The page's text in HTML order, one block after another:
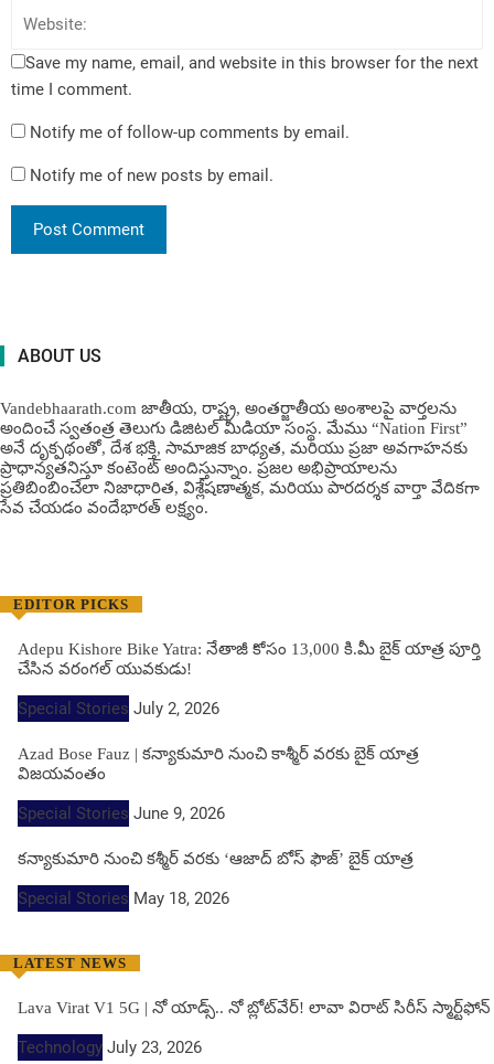
Save my name, email, and website in this browser for the next
time I comment.
Notify me of follow-up comments by email.
Notify me of new posts by email.
ABOUT US
Vandebhaarath.com జాతీయ, రాష్ట్ర, అంతర్జాతీయ అంశాలపై వార్తలను
అందించే స్వతంత్ర తెలుగు డిజిటల్ మీడియా సంస్థ. మేము “Nation First”
అనే దృక్పథంతో, దేశ భక్తి, సామాజిక బాధ్యత, మరియు ప్రజా అవగాహనకు
ప్రాధాన్యతనిస్తూ కంటెంట్ అందిస్తున్నాం. ప్రజల అభిప్రాయాలను
ప్రతిబింబించేలా నిజాధారిత, విశ్లేషణాత్మక, మరియు పారదర్శక వార్తా వేదికగా
సేవ చేయడం వందేభార‌త్ ల‌క్ష్యం.
EDITOR PICKS
Adepu Kishore Bike Yatra: నేతాజీ కోసం 13,000 కి.మీ బైక్ యాత్ర పూర్తి
చేసిన వరంగల్ యువకుడు!
Special Stories July 2, 2026
Azad Bose Fauz | కన్యాకుమారి నుంచి కాశ్మీర్ వరకు బైక్ యాత్ర
విజయవంతం
Special Stories June 9, 2026
కన్యాకుమారి నుంచి కశ్మీర్ వరకు ‘ఆజాద్ బోస్ ఫౌజ్’ బైక్ యాత్ర
Special Stories May 18, 2026
LATEST NEWS
Lava Virat V1 5G | నో యాడ్స్.. నో బ్లోట్‌వేర్! లావా విరాట్ సిరీస్ స్మార్ట్‌ఫోన్​
Technology July 23, 2026